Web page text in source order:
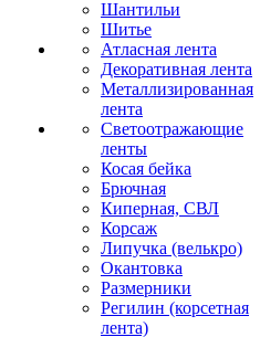
Шантильи
Шитье
Атласная лента
Декоративная лента
Металлизированная
лента
Светоотражающие
ленты
Косая бейка
Брючная
Киперная, СВЛ
Корсаж
Липучка (велькро)
Окантовка
Размерники
Регилин (корсетная
лента)